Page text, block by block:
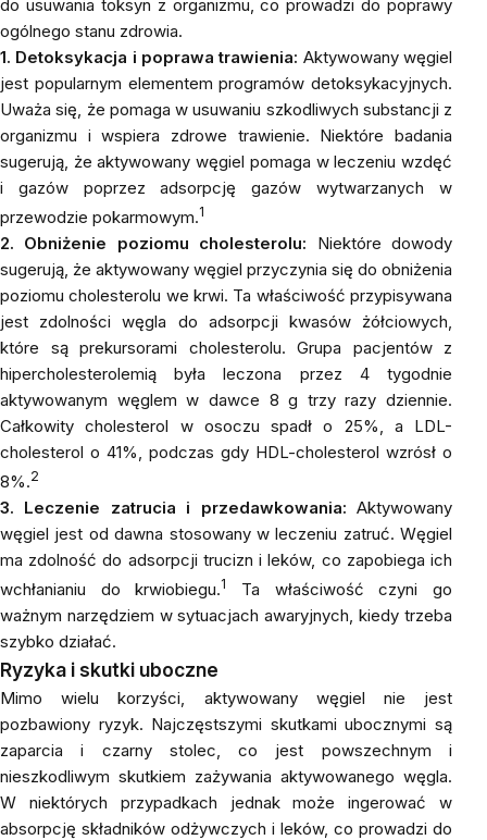
do usuwania toksyn z organizmu, co prowadzi do poprawy
ogólnego stanu zdrowia.
1. Detoksykacja i poprawa trawienia: Aktywowany węgiel
jest popularnym elementem programów detoksykacyjnych.
Uważa się, że pomaga w usuwaniu szkodliwych substancji z
organizmu i wspiera zdrowe trawienie. Niektóre badania
sugerują, że aktywowany węgiel pomaga w leczeniu wzdęć
i gazów poprzez adsorpcję gazów wytwarzanych w
przewodzie pokarmowym.1
2. Obniżenie poziomu cholesterolu: Niektóre dowody
sugerują, że aktywowany węgiel przyczynia się do obniżenia
poziomu cholesterolu we krwi. Ta właściwość przypisywana
jest zdolności węgla do adsorpcji kwasów żółciowych,
które są prekursorami cholesterolu. Grupa pacjentów z
hipercholesterolemią była leczona przez 4 tygodnie
aktywowanym węglem w dawce 8 g trzy razy dziennie.
Całkowity cholesterol w osoczu spadł o 25%, a LDL-
cholesterol o 41%, podczas gdy HDL-cholesterol wzrósł o
8%.2
3. Leczenie zatrucia i przedawkowania: Aktywowany
węgiel jest od dawna stosowany w leczeniu zatruć. Węgiel
ma zdolność do adsorpcji trucizn i leków, co zapobiega ich
wchłanianiu do krwiobiegu.1
Ta właściwość czyni go
ważnym narzędziem w sytuacjach awaryjnych, kiedy trzeba
szybko działać.
Ryzyka i skutki uboczne
Mimo wielu korzyści, aktywowany węgiel nie jest
pozbawiony ryzyk. Najczęstszymi skutkami ubocznymi są
zaparcia i czarny stolec, co jest powszechnym i
nieszkodliwym skutkiem zażywania aktywowanego węgla.
W niektórych przypadkach jednak może ingerować w
absorpcję składników odżywczych i leków, co prowadzi do